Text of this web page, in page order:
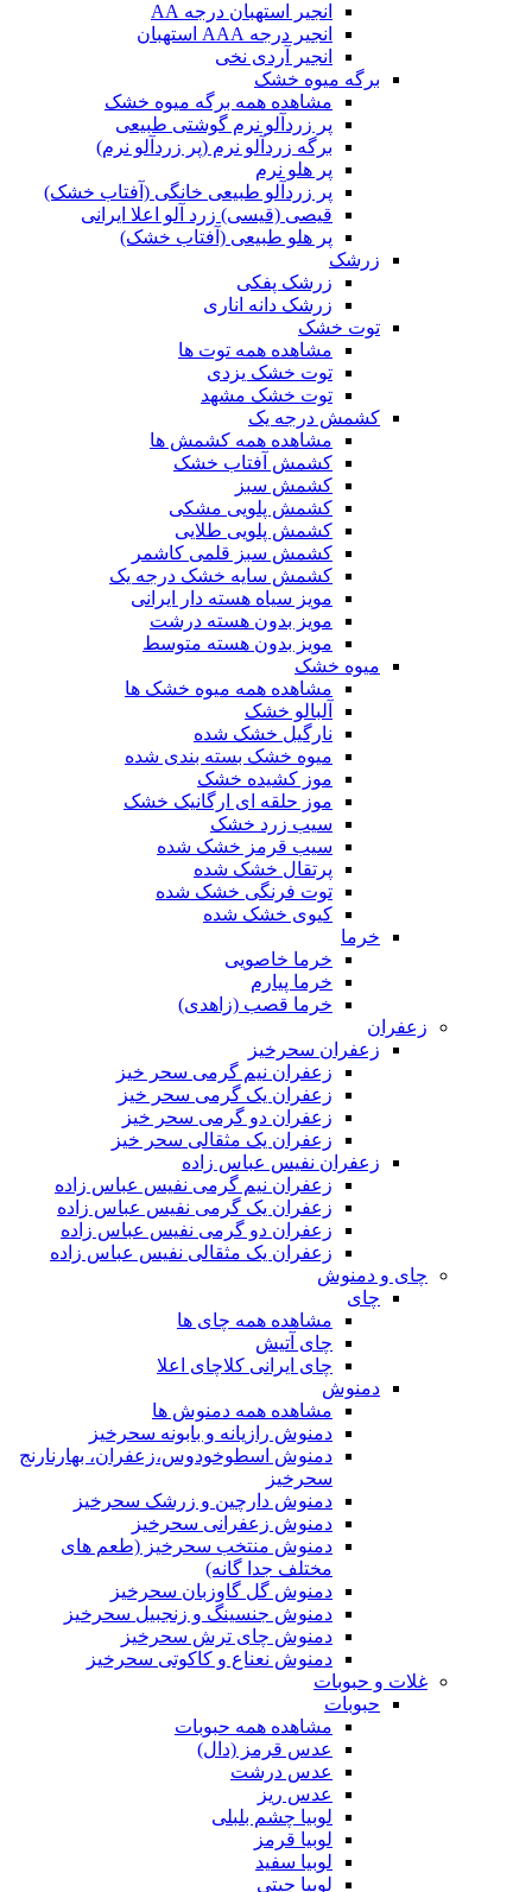
انجیر استهبان درجه AA
انجیر درجه AAA استهبان
انجیر آردی نخی
برگه میوه خشک
مشاهده همه برگه میوه خشک
پر زردآلو نرم گوشتی طبیعی
برگه زردآلو نرم (پر زردآلو نرم)
پر هلو نرم
پر زردآلو طبیعی خانگی (آفتاب خشک)
قیصی (قیسی) زرد آلو اعلا ایرانی
پر هلو طبیعی (آفتاب خشک)
زرشک
زرشک پفکی
زرشک دانه اناری
توت خشک
مشاهده همه توت ها
توت خشک یزدی
توت خشک مشهد
کشمش درجه یک
مشاهده همه کشمش ها
کشمش آفتاب خشک
کشمش سبز
کشمش پلویی مشکی
کشمش پلویی طلایی
کشمش سبز قلمی کاشمر
کشمش سایه خشک درجه یک
مویز سیاه هسته دار ایرانی
مویز بدون هسته درشت
مویز بدون هسته متوسط
میوه خشک
مشاهده همه میوه خشک ها
آلبالو خشک
نارگیل خشک شده
میوه خشک بسته بندی شده
موز کشیده خشک
موز حلقه ای ارگانیک خشک
سیب زرد خشک
سیب قرمز خشک شده
پرتقال خشک شده
توت فرنگی خشک شده
کیوی خشک شده
خرما
خرما خاصویی
خرما پیارم
خرما قصب (زاهدی)
زعفران
زعفران سحرخیز
زعفران نیم گرمی سحر خیز
زعفران یک گرمی سحر خیز
زعفران دو گرمی سحر خیز
زعفران یک مثقالی سحر خیز
زعفران نفیس عباس زاده
زعفران نیم گرمی نفیس عباس زاده
زعفران یک گرمی نفیس عباس زاده
زعفران دو گرمی نفیس عباس زاده
زعفران یک مثقالی نفیس عباس زاده
چای و دمنوش
چای
مشاهده همه چای ها
چای آتیش
چای ایرانی کلاچای اعلا
دمنوش
مشاهده همه دمنوش ها
دمنوش رازیانه و بابونه سحرخیز
دمنوش اسطوخودوس،زعفران، بهارنارنج
سحرخیز
دمنوش دارچین و زرشک سحرخیز
دمنوش زعفرانی سحرخیز
دمنوش منتخب سحرخیز (طعم های
مختلف جدا گانه)
دمنوش گل گاوزبان سحرخیز
دمنوش جنسینگ و زنجبیل سحرخیز
دمنوش چای ترش سحرخیز
دمنوش نعناع و کاکوتی سحرخیز
غلات و حبوبات
حبوبات
مشاهده همه حبوبات
عدس قرمز (دال)
عدس درشت
عدس ریز
لوبیا چشم بلبلی
لوبیا قرمز
لوبیا سفید
لوبیا چیتی